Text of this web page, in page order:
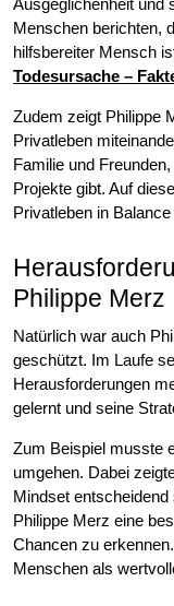
Ausgeglichenheit und
Menschen berichten,
hilfsbereiter Mensch
Todesursache –
Zudem zeigt Philippe
Privatleben
Familie und
Projekte gibt. Auf
Privatleben in
Philippe Merz
Natürlich war auch
geschützt. Im Laufe
Herausforderungen
gelernt und seine
Zum Beispiel musste
umgehen. Dabei
Mindset
Philippe Merz eine
Chancen zu
Menschen als